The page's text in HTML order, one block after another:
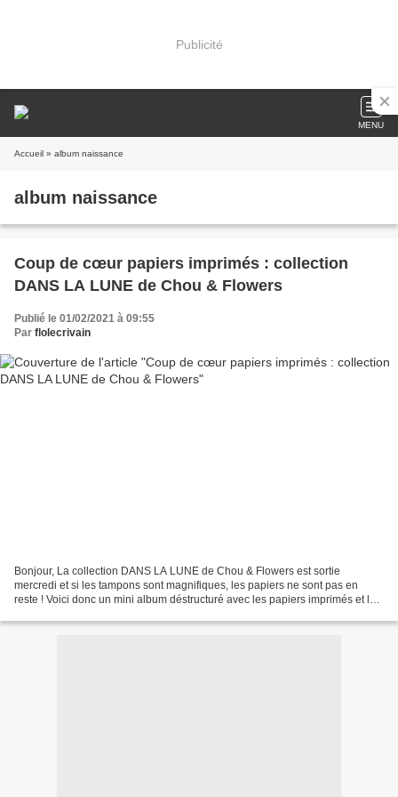
Publicité
MENU
Accueil » album naissance
album naissance
Coup de cœur papiers imprimés : collection
DANS LA LUNE de Chou & Flowers
Publié le 01/02/2021 à 09:55
Par flolecrivain
Bonjour, La collection DANS LA LUNE de Chou & Flowers est sortie
mercredi et si les tampons sont magnifiques, les papiers ne sont pas en
reste ! Voici donc un mini album déstructuré avec les papiers imprimés et les